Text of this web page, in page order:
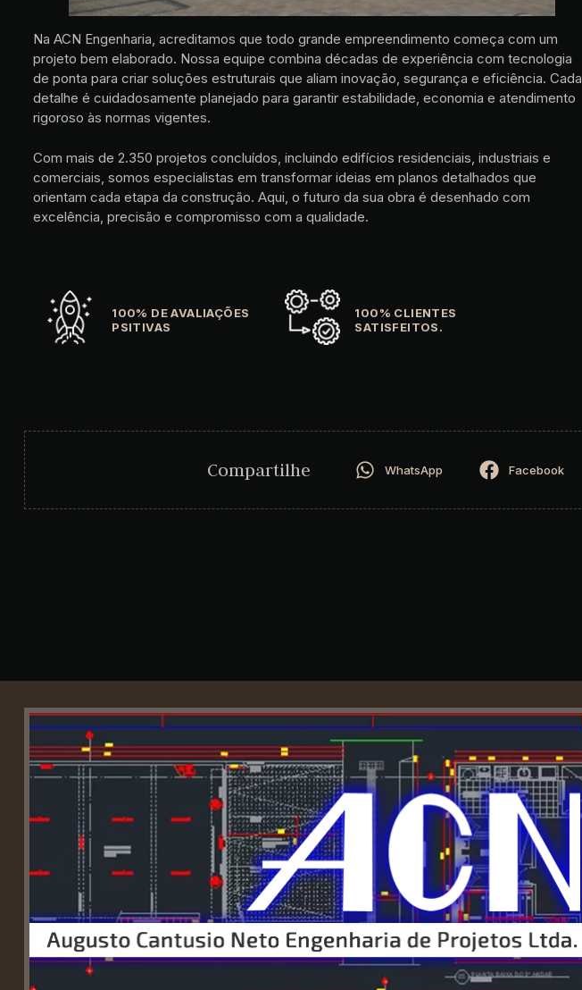
Na ACN Engenharia, acreditamos que todo grande empreendimento começa com um
projeto bem elaborado. Nossa equipe combina décadas de experiência com tecnologia
de ponta para criar soluções estruturais que aliam inovação, segurança e eficiência. Cada
detalhe é cuidadosamente planejado para garantir estabilidade, economia e atendimento
rigoroso às normas vigentes.
Com mais de 2.350 projetos concluídos, incluindo edifícios residenciais, industriais e
comerciais, somos especialistas em transformar ideias em planos detalhados que
orientam cada etapa da construção. Aqui, o futuro da sua obra é desenhado com
excelência, precisão e compromisso com a qualidade.
100% DE AVALIAÇÕES
PSITIVAS
100% CLIENTES
SATISFEITOS.
Compartilhe WhatsApp Facebook